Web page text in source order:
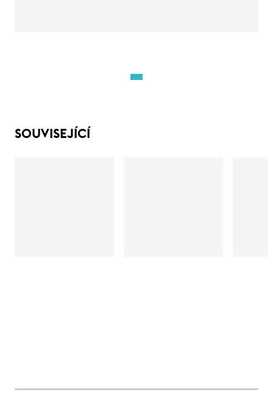
SOUVISEJÍCÍ